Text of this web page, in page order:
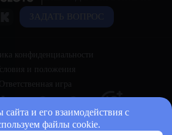
ЗАДАТЬ ВОПРОС
конфиденциальности
и положения
Ответственная игра
и его взаимодействия с
файлы cookie.